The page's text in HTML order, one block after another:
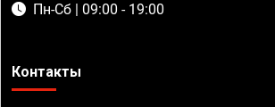
Пн-Сб | 09:00 - 19:00
Контакты